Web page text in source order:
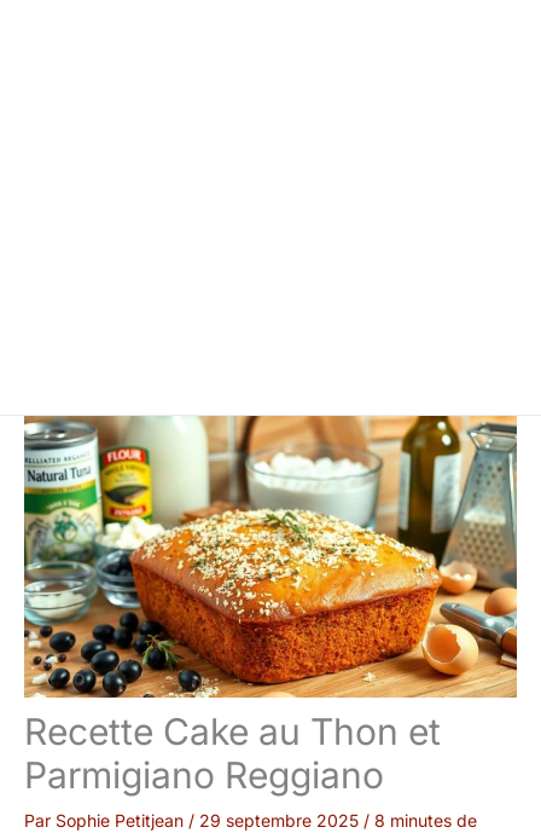
Recette Cake au Thon et
Parmigiano Reggiano
Par Sophie Petitjean / 29 septembre 2025 / 8 minutes de